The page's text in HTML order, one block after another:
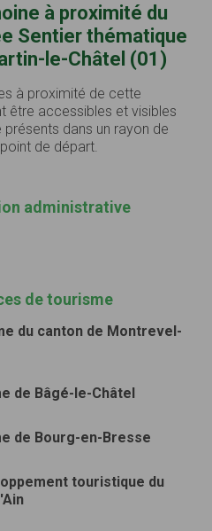
à proximité du
Sentier thématique
le-Châtel (01)
à proximité de cette
être accessibles et visibles
dans un rayon de
de départ.
administrative
de tourisme
du canton de Montrevel-
de Bâgé-le-Châtel
de Bourg-en-Bresse
touristique du